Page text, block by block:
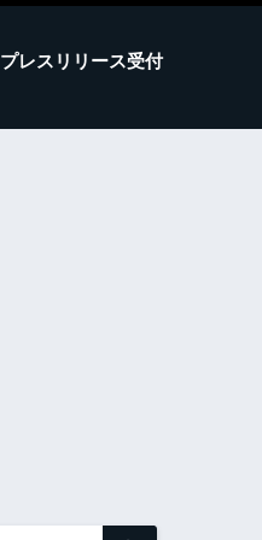
プレスリリース受付